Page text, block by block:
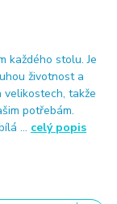
každého stolu. Je
životnost a
velikostech, takže
potřebám.
... celý popis